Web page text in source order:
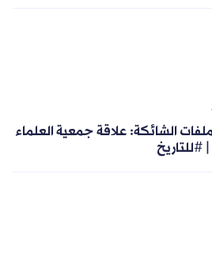
الشائكة: علاقة جمعية العلماء
#للتاريخ